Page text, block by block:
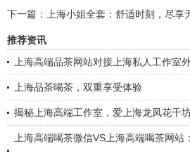
下一篇： 上海小姐全套：舒适时刻，尽享
推荐资讯
上海高端品茶网站对接上海私人工作室
上海品茶喝茶，双重享受体验
揭秘上海高端工作室，爱上海龙凤花千
上海高端喝茶微信VS上海高端喝茶网站